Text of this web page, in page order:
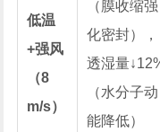
低温
+强风
（8
m/s）
（膜收缩强
化密封），
透湿量
（水分子动
能降低）